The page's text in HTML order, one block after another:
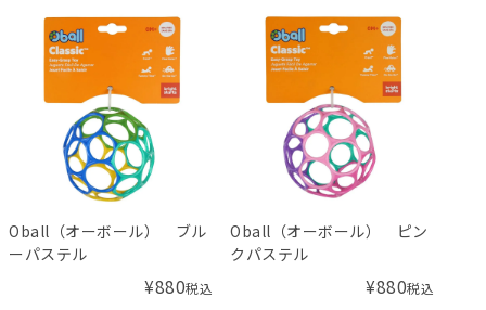
Oball（オーボール） ブル
ーパステル
¥880税込
Oball（オーボール） ピン
クパステル
¥880税込